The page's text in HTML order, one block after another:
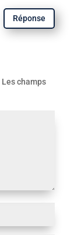
Réponse
Les champs